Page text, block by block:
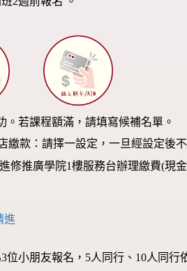
。若課程額滿，請填寫候補名單。
繳款：請擇一設定，一旦經設定後
修推廣學院1樓服務台辦理繳費(現
進
位小朋友報名，5人同行、10人同行